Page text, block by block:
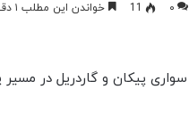
۰ 11 خواندن این مطلب ۱ دقیقه زمان میبرد
پیکان و گاردریل در مسیر